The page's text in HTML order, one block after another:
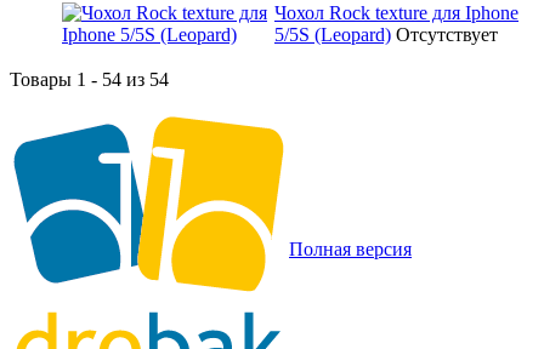
Чохол Rock texture для Iphone
5/5S (Leopard) Отсутствует
Товары 1 - 54 из 54
Полная версия